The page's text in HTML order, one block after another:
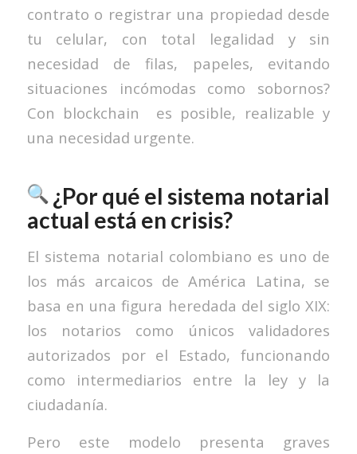
contrato o registrar una propiedad desde
tu celular, con total legalidad y sin
necesidad de filas, papeles, evitando
situaciones incómodas como sobornos?
Con blockchain es posible, realizable y
una necesidad urgente.
¿Por qué el sistema notarial
actual está en crisis?
El sistema notarial colombiano es uno de
los más arcaicos de América Latina, se
basa en una figura heredada del siglo XIX:
los notarios como únicos validadores
autorizados por el Estado, funcionando
como intermediarios entre la ley y la
ciudadanía.
Pero este modelo presenta graves